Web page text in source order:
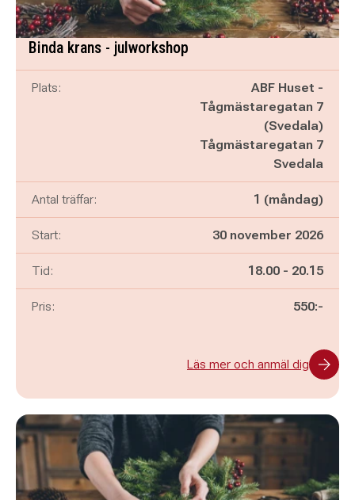
Binda krans - julworkshop
Plats:
ABF Huset -
Tågmästaregatan 7
(Svedala)
Tågmästaregatan 7
Svedala
Antal träffar: 1 (måndag)
Start: 30 november 2026
Tid: Pågår mellan
18.00 - och
20.15
Pris: 550:-
Läs mer och anmäl dig